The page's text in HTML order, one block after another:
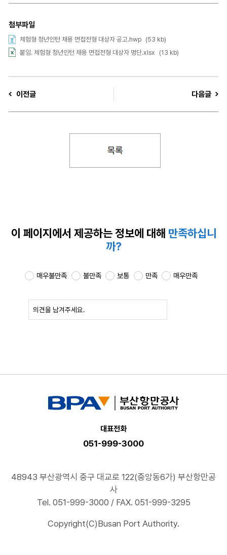
첨부파일
체험형 청년인턴 채용 면접전형 대상자 공고.hwp (53 kb)
붙임. 체험형 청년인턴 채용 면접전형 대상자 명단.xlsx
(13 kb)
이전글 다음글
이 페이지에서 제공하는정보에 대해 만족하십니
까?
매우불만족 불만족 보통 만족 매우만족
대표전화
051-999-3000
48943 부산광역시 중구 대교로 122(중앙동6가) 부산항만공
사
Tel. 051-999-3000 / FAX. 051-999-3295
Copyright(C)Busan Port Authority.